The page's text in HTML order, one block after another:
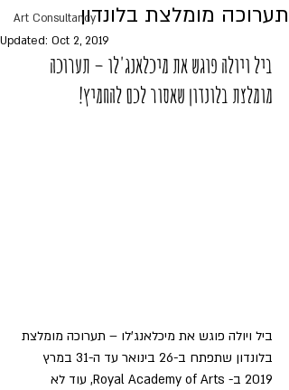
Art Consultancyתערוכה מומלצת בלונדון
Updated: Oct 2, 2019
ביל ויולה פוגש את מיכלאנג'לו – תערוכה
מומלצת בלונדון שאסור לכם להחמיץ!
ביל ויולה פוגש את מיכלאנג'לו – תערוכה מומלצת
בלונדון שתפתח ב-26 בינואר עד ה-31 במרץ
2019 ב- Royal Academy of Arts, עוד לא